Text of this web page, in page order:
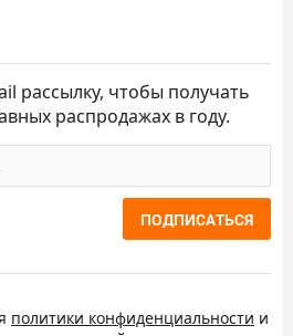
рассылку, чтобы получать
распродажах в году.
ПОДПИСАТЬСЯ
политики конфиденциальности и